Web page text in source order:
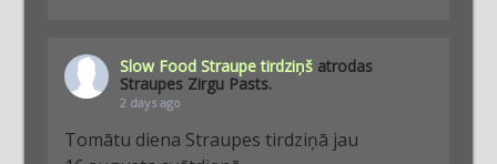
Slow Food Straupe tirdziņš atrodas
Straupes Zirgu Pasts.
2 days ago
Tomātu diena Straupes tirdziņā jau